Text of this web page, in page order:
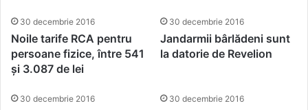
30 decembrie 2016
Noile tarife RCA pentru
persoane fizice, între 541
și 3.087 de lei
30 decembrie 2016
Jandarmii bârlădeni sunt
la datorie de Revelion
30 decembrie 2016 30 decembrie 2016